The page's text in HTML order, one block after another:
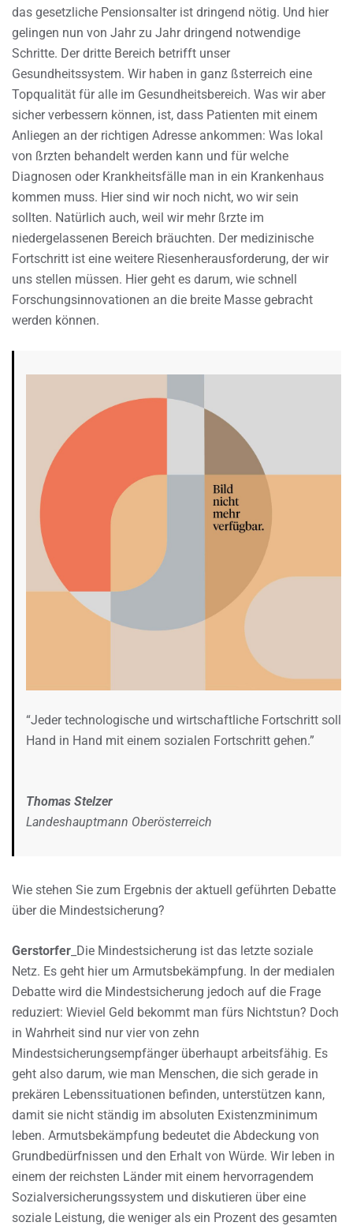
das gesetzliche Pensionsalter ist dringend nötig. Und hier
gelingen nun von Jahr zu Jahr dringend notwendige
Schritte. Der dritte Bereich betrifft unser
Gesundheitssystem. Wir haben in ganz ßsterreich eine
Topqualität für alle im Gesundheitsbereich. Was wir aber
sicher verbessern können, ist, dass Patienten mit einem
Anliegen an der richtigen Adresse ankommen: Was lokal
von ßrzten behandelt werden kann und für welche
Diagnosen oder Krankheitsfälle man in ein Krankenhaus
kommen muss. Hier sind wir noch nicht, wo wir sein
sollten. Natürlich auch, weil wir mehr ßrzte im
niedergelassenen Bereich bräuchten. Der medizinische
Fortschritt ist eine weitere Riesenherausforderung, der wir
uns stellen müssen. Hier geht es darum, wie schnell
Forschungsinnovationen an die breite Masse gebracht
werden können.
“Jeder technologische und wirtschaftliche Fortschritt soll
Hand in Hand mit einem sozialen Fortschritt gehen.”
Thomas Stelzer
Landeshauptmann Oberösterreich
Wie stehen Sie zum Ergebnis der aktuell geführten Debatte
über die Mindestsicherung?
Gerstorfer _Die Mindestsicherung ist das letzte soziale
Netz. Es geht hier um Armutsbekämpfung. In der medialen
Debatte wird die Mindestsicherung jedoch auf die Frage
reduziert: Wieviel Geld bekommt man fürs Nichtstun? Doch
in Wahrheit sind nur vier von zehn
Mindestsicherungsempfänger überhaupt arbeitsfähig. Es
geht also darum, wie man Menschen, die sich gerade in
prekären Lebenssituationen befinden, unterstützen kann,
damit sie nicht ständig im absoluten Existenzminimum
leben. Armutsbekämpfung bedeutet die Abdeckung von
Grundbedürfnissen und den Erhalt von Würde. Wir leben in
einem der reichsten Länder mit einem hervorragendem
Sozialversicherungssystem und diskutieren über eine
soziale Leistung, die weniger als ein Prozent des gesamten